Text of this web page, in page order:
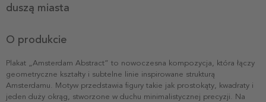
duszą miasta
O produkcie
Plakat „Amsterdam Abstract” to nowoczesna kompozycja, która łączy
geometryczne kształty i subtelne linie inspirowane strukturą
Amsterdamu. Motyw przedstawia figury takie jak prostokąty, kwadraty i
jeden duży okrąg, stworzone w duchu minimalistycznej precyzji. Na